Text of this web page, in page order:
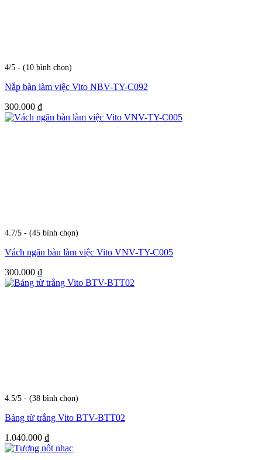
4/5 - (10 bình chọn)
Nắp bàn làm việc Vito NBV-TY-C092
300.000 ₫
4.7/5 - (45 bình chọn)
Vách ngăn bàn làm việc Vito VNV-TY-C005
300.000 ₫
4.5/5 - (38 bình chọn)
Bảng từ trắng Vito BTV-BTT02
1.040.000 ₫